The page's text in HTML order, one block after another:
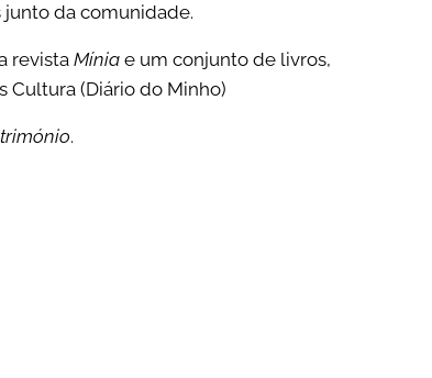
da comunidade.
revista Mínia e um conjunto de livros,
Cultura (Diário do Minho)
.